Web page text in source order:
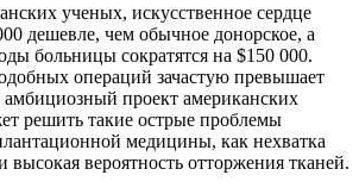
ученых, искусственное сердце
дешевле, чем обычное донорское, а
больницы сократятся на $150 000.
операций зачастую превышает
проект американских
решить такие острые проблемы
медицины, как нехватка
высокая вероятность отторжения тканей.